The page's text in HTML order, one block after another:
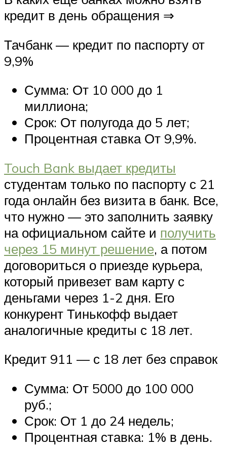
кредит в день обращения ⇒
Тачбанк — кредит по паспорту от
9,9%
Сумма: От 10 000 до 1
миллиона;
Срок: От полугода до 5 лет;
Процентная ставка От 9,9%.
Touch Bank выдает кредиты
студентам только по паспорту с 21
года онлайн без визита в банк. Все,
что нужно — это заполнить заявку
на официальном сайте и получить
через 15 минут решение, а потом
договориться о приезде курьера,
который привезет вам карту с
деньгами через 1-2 дня. Его
конкурент Тинькофф выдает
аналогичные кредиты с 18 лет.
Кредит 911 — с 18 лет без справок
Сумма: От 5000 до 100 000
руб.;
Срок: От 1 до 24 недель;
Процентная ставка: 1% в день.